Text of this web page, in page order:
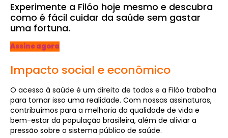
Experimente a Filóo hoje mesmo e descubra
como é fácil cuidar da saúde sem gastar
uma fortuna.
Assine agora
Impacto social e econômico
O acesso à saúde é um direito de todos e a Filóo trabalha
para tornar isso uma realidade. Com nossas assinaturas,
contribuímos para a melhoria da qualidade de vida e
bem-estar da população brasileira, além de aliviar a
pressão sobre o sistema público de saúde.